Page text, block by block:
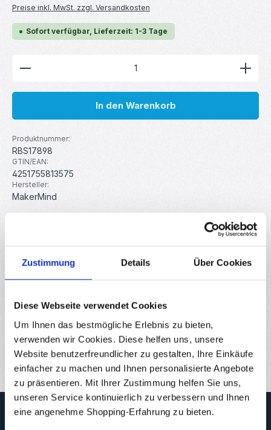
Zustimmung Details Über Cookies
Diese Webseite verwendet Cookies
Um Ihnen das bestmögliche Erlebnis zu bieten,
verwenden wir Cookies. Diese helfen uns, unsere
Website benutzerfreundlicher zu gestalten, Ihre Einkäufe
einfacher zu machen und Ihnen personalisierte Angebote
zu präsentieren. Mit Ihrer Zustimmung helfen Sie uns,
unseren Service kontinuierlich zu verbessern und Ihnen
eine angenehme Shopping-Erfahrung zu bieten.
Preise inkl. MwSt. zzgl. Versandkosten
Sofort verfügbar, Lieferzeit: 1-3 Tage
Produkt Anzahl: Gib den gewünschten Wert ein
In den Warenkorb
Produktnummer:
RBS17898
GTIN/EAN:
4251755813575
Hersteller:
MakerMind
10 Edelstahl-Anhänger Rohlinge Gold 10x45mm –
Gravurplatten für Namen, Dog Tags und DIY-Projekte Diese
rechteckigen Edelsta…Mehr
Eigenschaften
Downloads
Bewertungen
Newsletter